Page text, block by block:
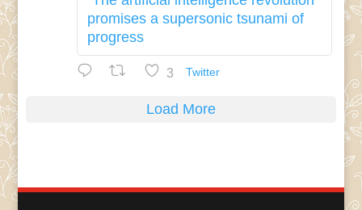
promises a supersonic tsunami of
progress
3 Twitter
Load More